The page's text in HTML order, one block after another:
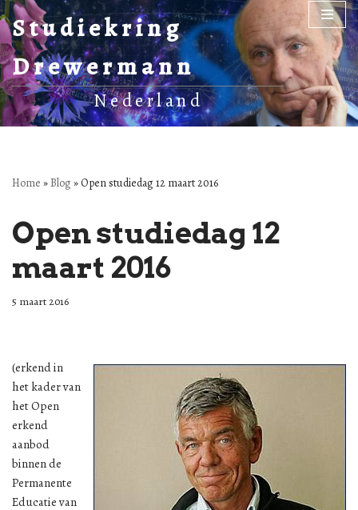
Ga
naar
de
inhoud
Studiekring
Drewermann
Nederland
Home »Blog »Open studiedag 12 maart 2016
Open studiedag 12
maart 2016
5 maart 2016
(erkend in
het kader van
het Open
erkend
aanbod
binnen de
Permanente
Educatie van